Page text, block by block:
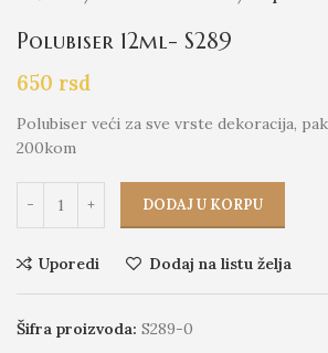
Polubiser 12ml- S289
650 rsd
Polubiser veći za sve vrste dekoracija,
200kom
DODAJ U KORPU
Uporedi Dodaj na listu želja
Šifra proizvoda: S289-0